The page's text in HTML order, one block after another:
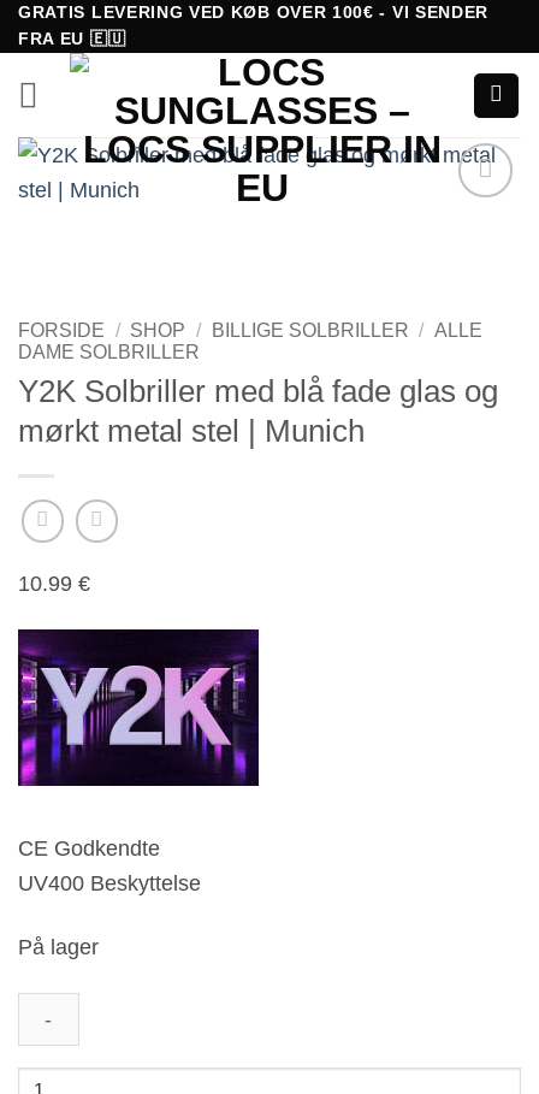
Fortsæt
til
indhold
GRATIS LEVERING VED KØB OVER 100€ - VI SENDER
FRA EU 🇪🇺
FORSIDE / SHOP / BILLIGE SOLBRILLER / ALLE
DAME SOLBRILLER
Y2K Solbriller med blå fade glas og
mørkt metal stel | Munich
10.99 €
CE Godkendte
UV400 Beskyttelse
På lager
Y2K